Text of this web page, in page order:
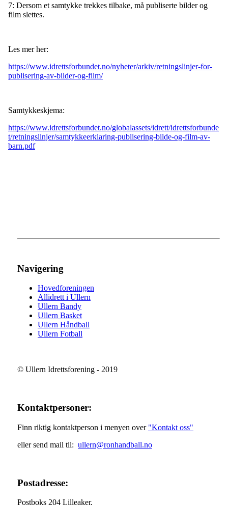
7: Dersom et samtykke trekkes tilbake, må publiserte bilder og
film slettes.
Les mer her:
https://www.idrettsforbundet.no/nyheter/arkiv/retningslinjer-for-
publisering-av-bilder-og-film/
Samtykkeskjema:
https://www.idrettsforbundet.no/globalassets/idrett/idrettsforbunde
t/retningslinjer/samtykkeerklaring-publisering-bilde-og-film-av-
barn.pdf
Navigering
Hovedforeningen
Allidrett i Ullern
Ullern Bandy
Ullern Basket
Ullern Håndball
Ullern Fotball
© Ullern Idrettsforening - 2019
Kontaktpersoner:
Finn riktig kontaktperson i menyen over "Kontakt oss"
eller send mail til: ullern@ronhandball.no
Postadresse:
Postboks 204 Lilleaker,